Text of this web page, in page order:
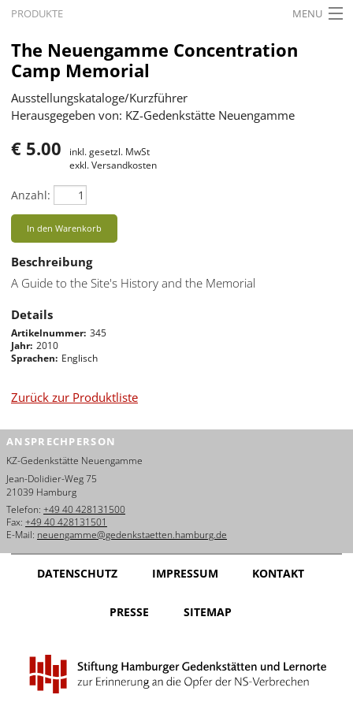
PRODUKTE MENU
STARTSEITE
AKTUELLES
AUSSTELLUNGEN
GESCHICHTE
BILDUNG
FORSCHUNG
SERVICE
Deutsch
Dansk
Polski
Türkçe
Русский
The Neuengamme Concentration
Camp Memorial
Ausstellungskataloge/Kurzführer
Herausgegeben von: KZ-Gedenkstätte Neuengamme
€ 5.00
inkl. gesetzl. MwSt
exkl. Versandkosten
Anzahl:
In den Warenkorb
Beschreibung
A Guide to the Site's History and the Memorial
Details
Artikelnummer 345
Jahr 2010
Sprachen Englisch
Zurück zur Produktliste
ANSPRECHPERSON
KZ-Gedenkstätte Neuengamme
Jean-Dolidier-Weg 75
21039 Hamburg
Telefon: +49 40 428131500
Fax: +49 40 428131501
E-Mail: neuengamme@gedenkstaetten.hamburg.de
DATENSCHUTZ IMPRESSUM KONTAKT
PRESSE SITEMAP